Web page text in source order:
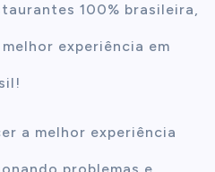
100% brasileira,
experiência em
a melhor experiência